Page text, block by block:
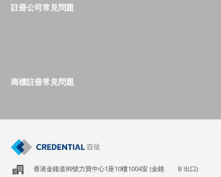
註冊公司常見問題
商標註冊常見問題
香港金鐘道89號力寶中心1座10樓1004室 (金鐘 B 出口)